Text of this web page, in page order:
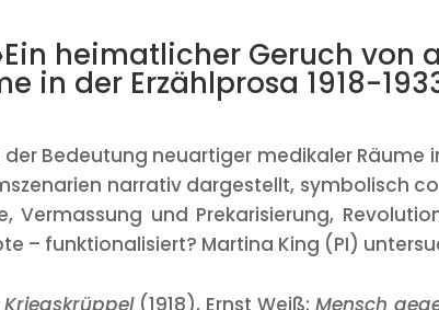
heimatlicher Geruch von
in der Erzählprosa 1918-
Bedeutung neuartiger medikaler Räume
narrativ dargestellt, symbolisch
Vermassung und Prekarisierung,
– funktionalisiert? Martina King (PI)
Kriegskrüppel(1918), Ernst Weiß:Mensch